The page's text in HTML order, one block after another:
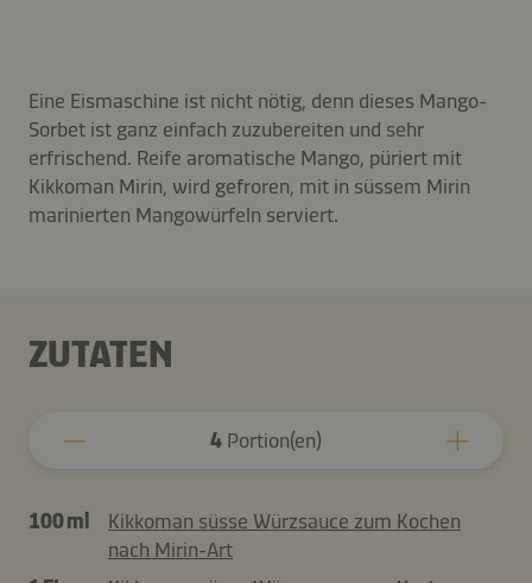
Eine Eismaschine ist nicht nötig, denn dieses Mango-
Sorbet ist ganz einfach zuzubereiten und sehr
erfrischend. Reife aromatische Mango, püriert mit
Kikkoman Mirin, wird gefroren, mit in süssem Mirin
marinierten Mangowürfeln serviert.
ZUTATEN
4 Portion(en)
100 ml
Kikkoman süsse Würzsauce zum Kochen
nach Mirin-Art